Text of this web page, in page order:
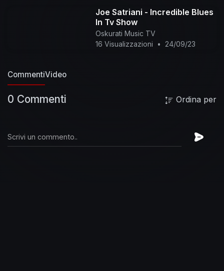
Joe Satriani - Incredible Blues
In Tv Show
Oskurati Music TV
16 Visualizzazioni
• 24/09/23
CommentiVideo
0 Commenti Ordina per